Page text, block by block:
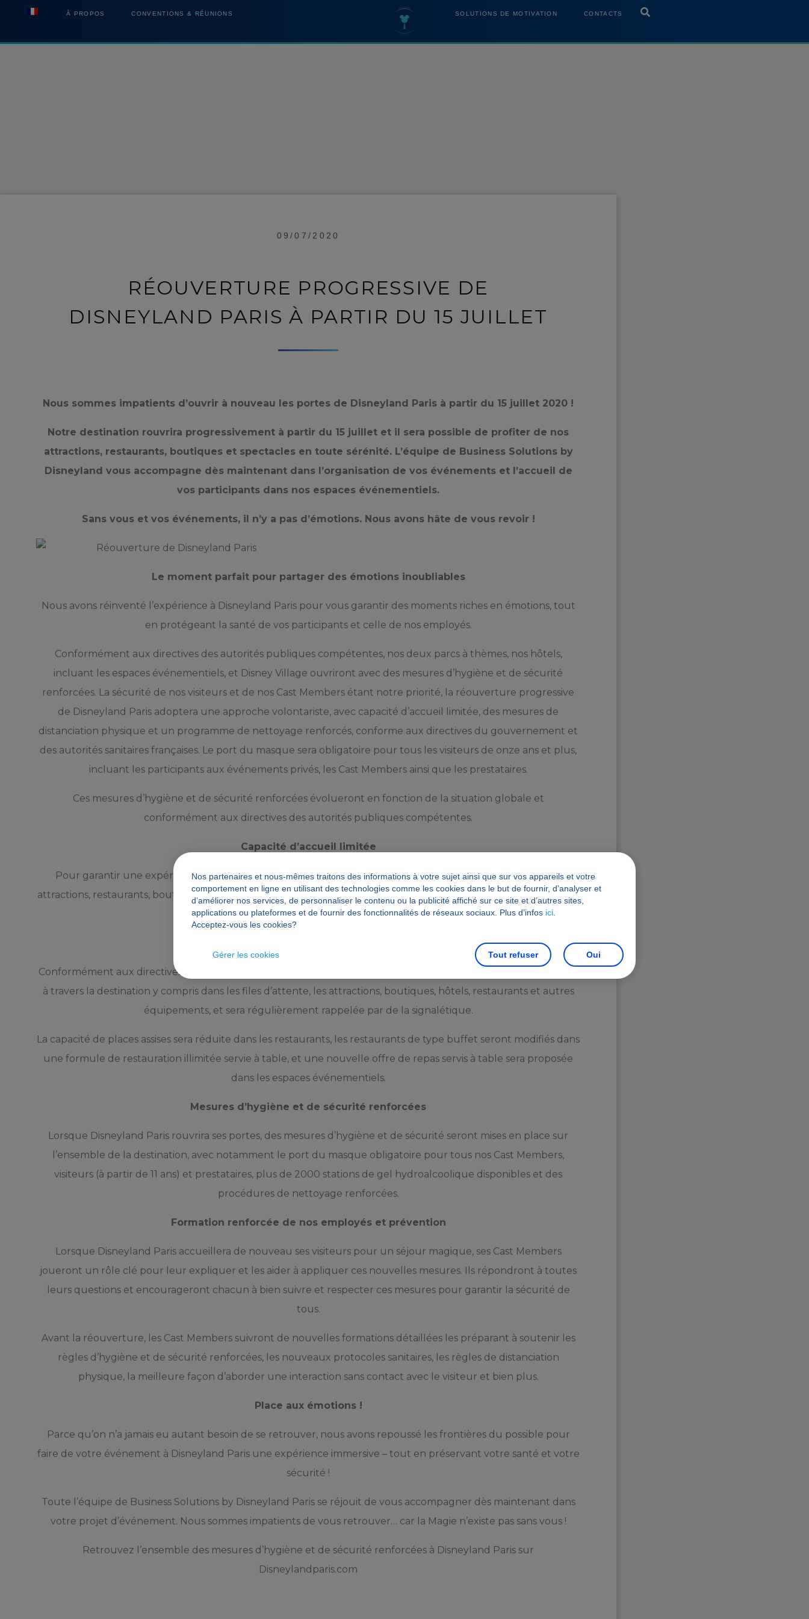
À PROPOS CONVENTIONS & RÉUNIONS SOLUTIONS DE MOTIVATION CONTACTS
09/07/2020
RÉOUVERTURE PROGRESSIVE DE
DISNEYLAND PARIS À PARTIR DU 15 JUILLET
Nous sommes impatients d’ouvrir à nouveau les portes de Disneyland Paris à partir du 15 juillet 2020 !
Notre destination rouvrira progressivement à partir du 15 juillet et il sera possible de profiter de nos
attractions, restaurants, boutiques et spectacles en toute sérénité. L’équipe de Business Solutions by
Disneyland vous accompagne dès maintenant dans l’organisation de vos événements et l’accueil de
vos participants dans nos espaces événementiels.
Sans vous et vos événements, il n’y a pas d’émotions. Nous avons hâte de vous revoir !
Le moment parfait pour partager des émotions inoubliables
Nous avons réinventé l’expérience à Disneyland Paris pour vous garantir des moments riches en émotions, tout
en protégeant la santé de vos participants et celle de nos employés.
Conformément aux directives des autorités publiques compétentes, nos deux parcs à thèmes, nos hôtels,
incluant les espaces événementiels, et Disney Village ouvriront avec des mesures d’hygiène et de sécurité
renforcées. La sécurité de nos visiteurs et de nos Cast Members étant notre priorité, la réouverture progressive
de Disneyland Paris adoptera une approche volontariste, avec capacité d’accueil limitée, des mesures de
distanciation physique et un programme de nettoyage renforcés, conforme aux directives du gouvernement et
des autorités sanitaires françaises. Le port du masque sera obligatoire pour tous les visiteurs de onze ans et plus,
incluant les participants aux événements privés, les Cast Members ainsi que les prestataires.
Ces mesures d’hygiène et de sécurité renforcées évolueront en fonction de la situation globale et
conformément aux directives des autorités publiques compétentes.
Capacité d’accueil limitée
Pour garantir une expérience aussi sereine qu’immersive, nous limitons la capacité de nos parcs à thèmes,
attractions, restaurants, boutiques et espaces événementiels, répondant ainsi aux normes applicables en matière
de distanciation physique.
Conformément aux directives des autorités publiques compétentes, la distanciation physique sera implémentée
à travers la destination y compris dans les files d’attente, les attractions, boutiques, hôtels, restaurants et autres
équipements, et sera régulièrement rappelée par de la signalétique.
La capacité de places assises sera réduite dans les restaurants, les restaurants de type buffet seront modifiés dans
une formule de restauration illimitée servie à table, et une nouvelle offre de repas servis à table sera proposée
dans les espaces événementiels.
Mesures d’hygiène et de sécurité renforcées
Lorsque Disneyland Paris rouvrira ses portes, des mesures d’hygiène et de sécurité seront mises en place sur
l’ensemble de la destination, avec notamment le port du masque obligatoire pour tous nos Cast Members,
visiteurs (à partir de 11 ans) et prestataires, plus de 2000 stations de gel hydroalcoolique disponibles et des
procédures de nettoyage renforcées.
Formation renforcée de nos employés et prévention
Lorsque Disneyland Paris accueillera de nouveau ses visiteurs pour un séjour magique, ses Cast Members
joueront un rôle clé pour leur expliquer et les aider à appliquer ces nouvelles mesures. Ils répondront à toutes
leurs questions et encourageront chacun à bien suivre et respecter ces mesures pour garantir la sécurité de
tous.
Avant la réouverture, les Cast Members suivront de nouvelles formations détaillées les préparant à soutenir les
règles d’hygiène et de sécurité renforcées, les nouveaux protocoles sanitaires, les règles de distanciation
physique, la meilleure façon d’aborder une interaction sans contact avec le visiteur et bien plus.
Place aux émotions !
Parce qu’on n’a jamais eu autant besoin de se retrouver, nous avons repoussé les frontières du possible pour
faire de votre événement à Disneyland Paris une expérience immersive – tout en préservant votre santé et votre
sécurité !
Toute l’équipe de Business Solutions by Disneyland Paris se réjouit de vous accompagner dès maintenant dans
votre projet d’événement. Nous sommes impatients de vous retrouver… car la Magie n’existe pas sans vous !
Retrouvez l’ensemble des mesures d’hygiène et de sécurité renforcées à Disneyland Paris sur
Disneylandparis.com
Nos partenaires et nous-mêmes traitons des informations à votre sujet ainsi que sur vos appareils et votre
comportement en ligne en utilisant des technologies comme les cookies dans le but de fournir, d’analyser et
d’améliorer nos services, de personnaliser le contenu ou la publicité affiché sur ce site et d’autres sites,
applications ou plateformes et de fournir des fonctionnalités de réseaux sociaux. Plus d’infos ici
Acceptez-vous les cookies?
Gérer les cookies Tout refuser Oui